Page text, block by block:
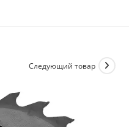
Следующий товар